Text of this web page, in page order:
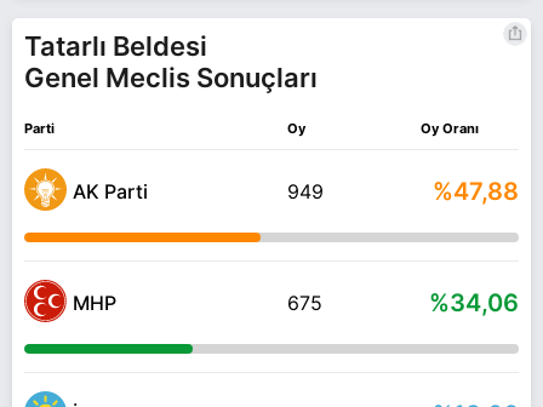
Tatarlı Beldesi
Genel Meclis Sonuçları
Parti Oy Oy Oranı
AK Parti 949 %47,88
MHP 675 %34,06